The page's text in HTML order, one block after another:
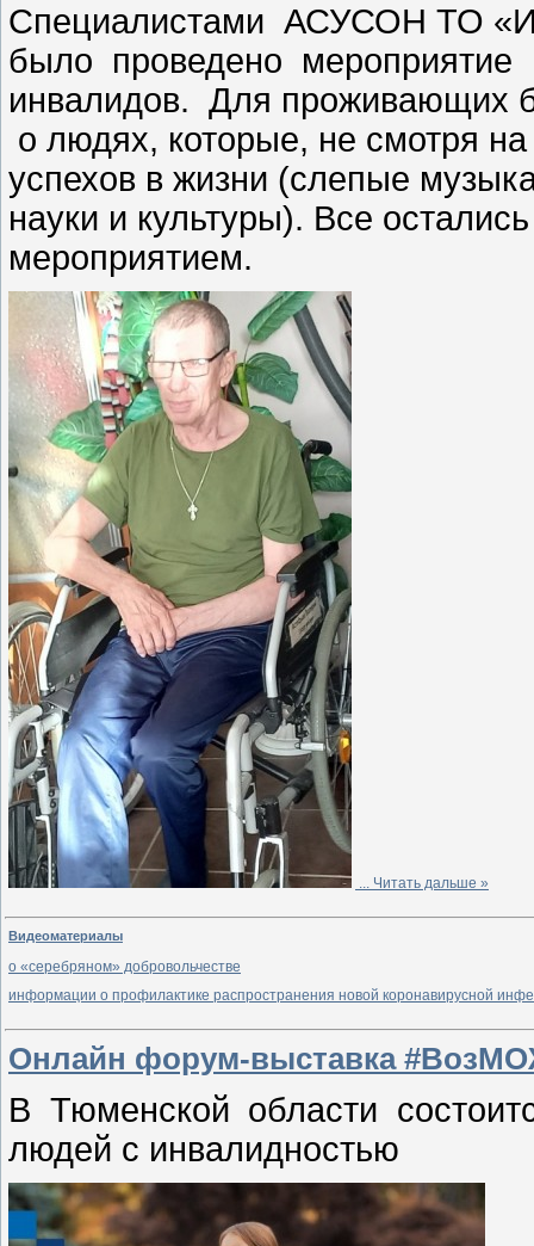
Специалистами АСУСОН ТО
было проведено
инвалидов. Для проживающих
о людях, которые, не смотря
успехов в жизни (слепые
науки и культуры). Все
мероприятием.
Читать дальше »
Видеоматериалы
о «серебряном» добровольчестве
информации о профилактике распространения новой коронавирусной
Онлайн форум-выставка
В Тюменской области
людей с инвалидностью